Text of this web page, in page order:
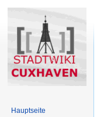
Hauptseite